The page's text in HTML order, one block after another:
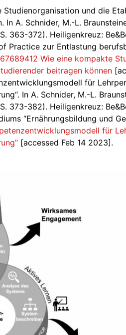
Studienorganisation und die
A. Schnider, M.-L.
363-372). Heiligenkreuz:
Practice zur Entlastung
Wie eine kompakte
beitragen können
für
In A. Schnider, M.-L.
373-382). Heiligenkreuz:
“Ernährungsbildung und
für
[accessed Feb 14 2023].